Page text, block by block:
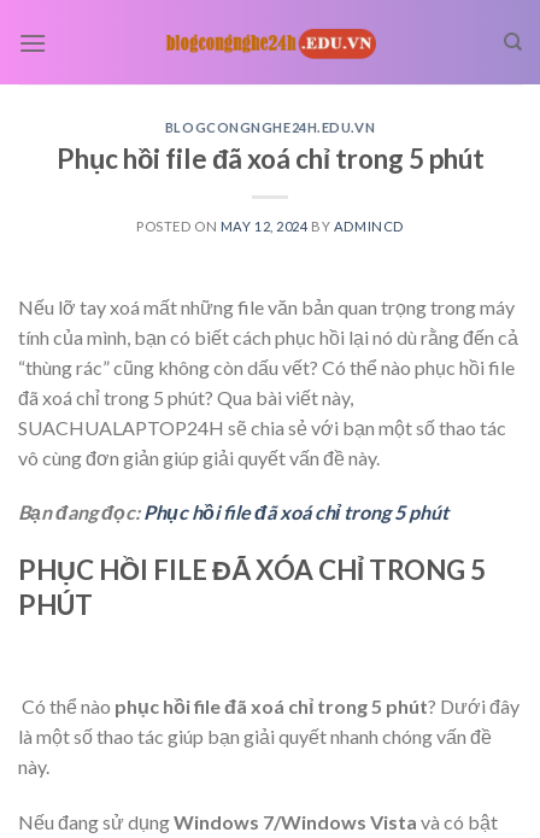
BLOGCONGNGHE24H.EDU.VN
Phục hồi file đã xoá chỉ trong 5 phút
POSTED ON MAY 12, 2024 BY ADMINCD
Nếu lỡ tay xoá mất những file văn bản quan trọng trong máy
tính của mình, bạn có biết cách phục hồi lại nó dù rằng đến cả
“thùng rác” cũng không còn dấu vết? Có thể nào phục hồi file
đã xoá chỉ trong 5 phút? Qua bài viết này,
SUACHUALAPTOP24H sẽ chia sẻ với bạn một số thao tác
vô cùng đơn giản giúp giải quyết vấn đề này.
Bạn đang đọc:Phục hồi file đã xoá chỉ trong 5 phút
PHỤC HỒI FILE ĐÃ XÓA CHỈ TRONG 5
PHÚT
Có thể nào phục hồi file đã xoá chỉ trong 5 phút? Dưới đây
là một số thao tác giúp bạn giải quyết nhanh chóng vấn đề
này.
Nếu đang sử dụngWindows 7/Windows Vista và có bật